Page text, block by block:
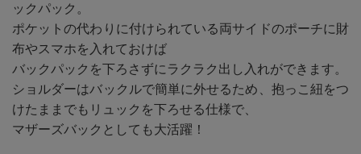
ックパック。
ポケットの代わりに付けられている両サイドのポーチに財
布やスマホを入れておけば
バックパックを下ろさずにラクラク出し入れができます。
ショルダーはバックルで簡単に外せるため、抱っこ紐をつ
けたままでもリュックを下ろせる仕様で、
マザーズバックとしても大活躍！